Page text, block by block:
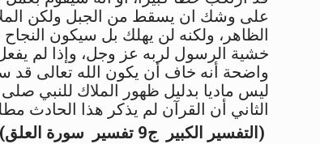
على وشك ان يسقط من الجبل ولكن
الظاهر، ولكنه لن يهلك بل سيكون
خشية الرسول لربه عز وجل، وإذا لم
واضحة أنه خاف أن يكون الله تعالى
ليس ماديا بدليل ظهور الملاك للنبي
الثاني أن القرآن لم يذكر هذا الحادث
(التفسير الكبير ج9 تفسير سورة العلق